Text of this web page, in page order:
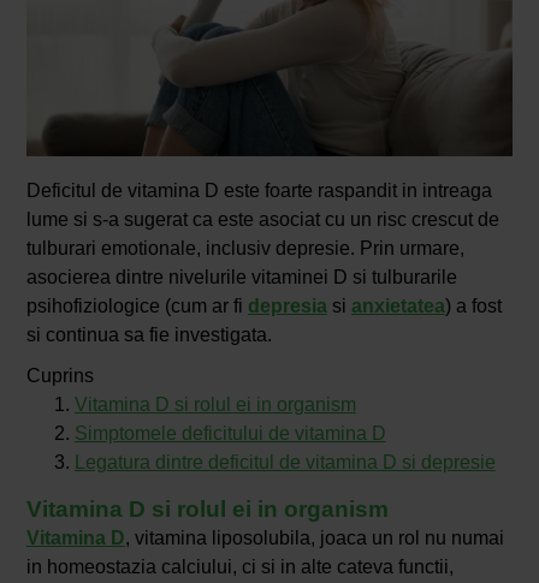
Deficitul de vitamina D este foarte raspandit in intreaga
lume si s-a sugerat ca este asociat cu un risc crescut de
tulburari emotionale, inclusiv depresie. Prin urmare,
asocierea dintre nivelurile vitaminei D si tulburarile
psihofiziologice (cum ar fi depresia si anxietatea) a fost
si continua sa fie investigata.
Cuprins
Vitamina D si rolul ei in organism
Simptomele deficitului de vitamina D
Legatura dintre deficitul de vitamina D si depresie
Vitamina D si rolul ei in organism
Vitamina D, vitamina liposolubila, joaca un rol nu numai
in homeostazia calciului, ci si in alte cateva functii,